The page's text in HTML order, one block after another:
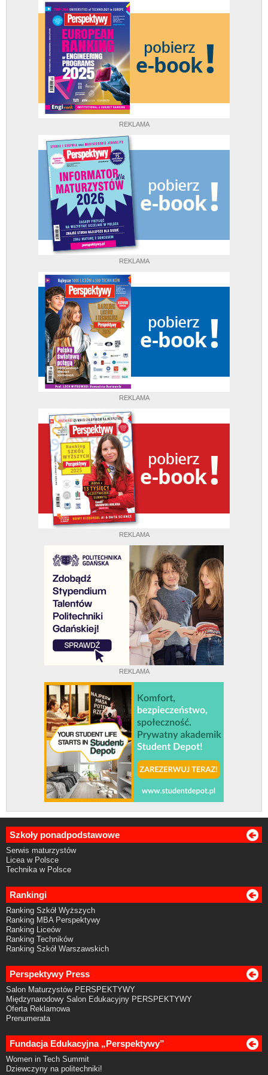
REKLAMA
REKLAMA
REKLAMA
REKLAMA
REKLAMA
Szkoły ponadpodstawowe
Serwis maturzystów
Licea w Polsce
Technika w Polsce
Rankingi
Ranking Szkół Wyższych
Ranking MBA Perspektywy
Ranking Liceów
Ranking Techników
Ranking Szkół Warszawskich
Perspektywy Press
Salon Maturzystów PERSPEKTYWY
Międzynarodowy Salon Edukacyjny PERSPEKTYWY
Oferta Reklamowa
Prenumerata
Fundacja Edukacyjna „Perspektywy”
Women in Tech Summit
Dziewczyny na politechniki!